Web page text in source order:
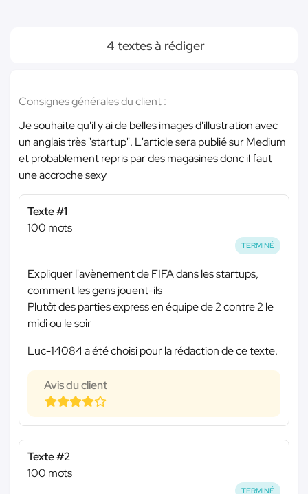
4 textes à rédiger
Consignes générales du client :
Je souhaite qu'il y ai de belles images d'illustration avec
un anglais très "startup". L'article sera publié sur Medium
et probablement repris par des magasines donc il faut
une accroche sexy
Texte #1
100 mots
TERMINÉ
Expliquer l'avènement de FIFA dans les startups,
comment les gens jouent-ils
Plutôt des parties express en équipe de 2 contre 2 le
midi ou le soir
Luc-14084 a été choisi pour la rédaction de ce texte.
Avis du client
Texte #2
100 mots
TERMINÉ